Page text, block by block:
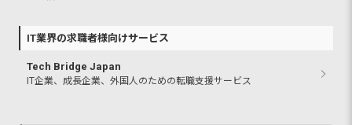
IT業界の求職者様向けサービス
Tech Bridge Japan
IT企業、成長企業、外国人のための転職支援サービス